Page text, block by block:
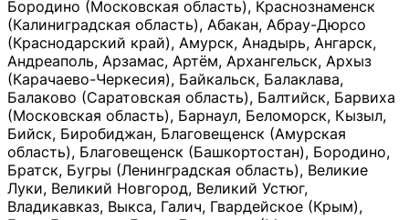
Бородино (Московская область), Краснознаменск
(Калиниградская область), Абакан, Абрау-Дюрсо
(Краснодарский край), Амурск, Анадырь, Ангарск,
Андреаполь, Арзамас, Артём, Архангельск, Архыз
(Карачаево-Черкесия), Байкальск, Балаклава,
Балаково (Саратовская область), Балтийск, Барвиха
(Московская область), Барнаул, Беломорск, Кызыл,
Бийск, Биробиджан, Благовещенск (Амурская
область), Благовещенск (Башкортостан), Бородино,
Братск, Бугры (Ленинградская область), Великие
Луки, Великий Новгород, Великий Устюг,
Владикавказ, Выкса, Галич, Гвардейское (Крым),